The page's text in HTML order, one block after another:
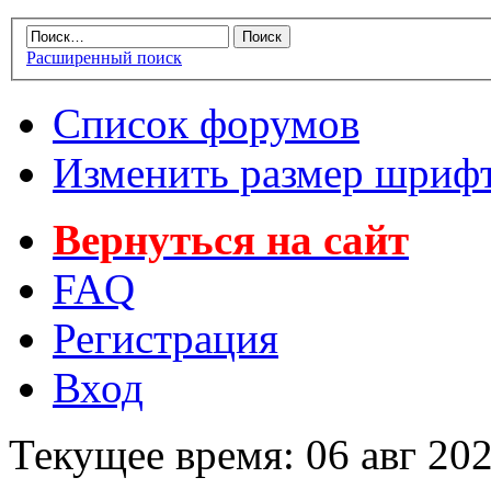
Расширенный поиск
Список форумов
Изменить размер
Вернуться на сайт
FAQ
Регистрация
Вход
Текущее время: 06 авг